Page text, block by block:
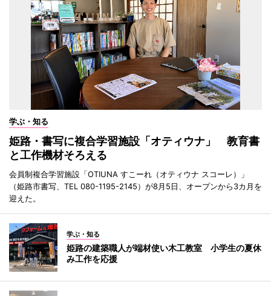
学ぶ・知る
姫路・書写に複合学習施設「オティウナ」 教育書
と工作機材そろえる
会員制複合学習施設「OTIUNA すこーれ（オティウナ スコーレ）」
（姫路市書写、TEL 080-1195-2145）が8月5日、オープンから3カ月を
迎えた。
学ぶ・知る
姫路の建築職人が端材使い木工教室 小学生の夏休
み工作を応援